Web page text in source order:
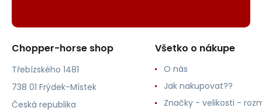
Chopper-horse shop
Třebízského 1481
738 01 Frýdek-Místek
Česká republika
Všetko o nákupe
O nás
Jak nakupovat??
Značky - velikosti -